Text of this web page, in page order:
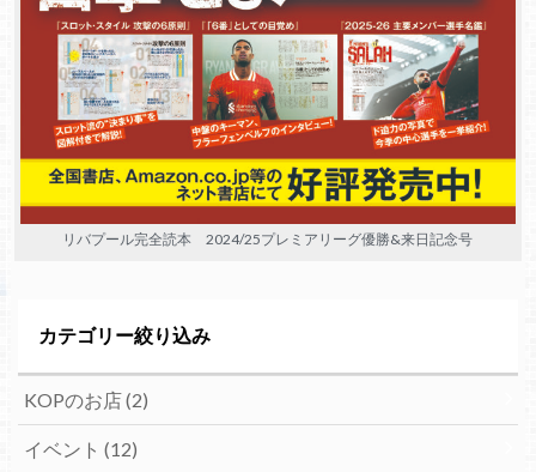
リバプール完全読本 2024/25プレミアリーグ優勝&来日記念号
カテゴリー絞り込み
KOPのお店(2)
イベント (12)